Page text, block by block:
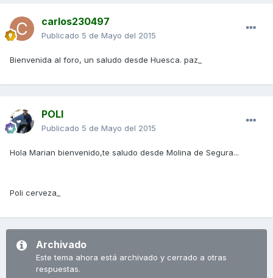
carlos230497
Publicado 5 de Mayo del 2015
Bienvenida al foro, un saludo desde Huesca. paz_
POLI
Publicado 5 de Mayo del 2015
Hola Marian bienvenido,te saludo desde Molina de Segura...
Poli cerveza_
Archivado
Este tema ahora está archivado y cerrado a otras
respuestas.